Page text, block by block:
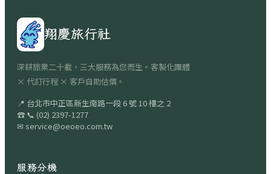
翔慶旅行社
深耕旅業二十載，三大服務為您而生。客製化團體
× 代訂行程 × 客戶自助估價。
📍 台北市中正區新生南路一段 6 號 10 樓之 2
☎ 📞 (02) 2397-1277
✉ service@oeoeo.com.tw
服務分機